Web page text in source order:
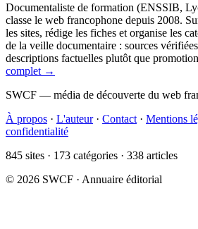
Documentaliste de formation (ENSSIB,
classe le web francophone depuis 2008.
les sites, rédige les fiches et organise les
de la veille documentaire : sources
descriptions factuelles plutôt que
complet →
SWCF — média de découverte du web
À propos · L'auteur · Contact · Mentions
confidentialité
845 sites · 173 catégories · 338 articles
© 2026 SWCF · Annuaire éditorial